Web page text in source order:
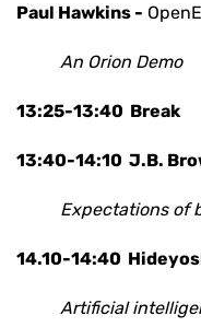
Paul Hawkins -
An Orion Demo
13:25-13:40 Break
13:40-14:10 J.B.
Expectations of
14.10-14:40
Artificial